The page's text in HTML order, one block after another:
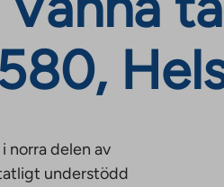
norra delen av
understödd